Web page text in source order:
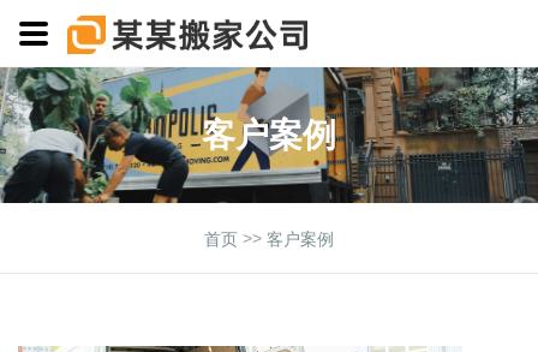
客户案例
首页>>客户案例